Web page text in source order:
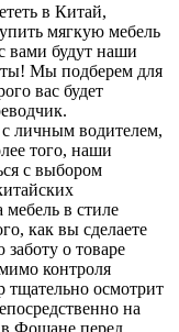
в Китай,
мягкую мебель
вами будут наши
Мы подберем для
вас будет
с личным водителем,
того, наши
с выбором
в стиле
как вы сделаете
о товаре
контроля
тщательно осмотрит
на
в Фошане перед